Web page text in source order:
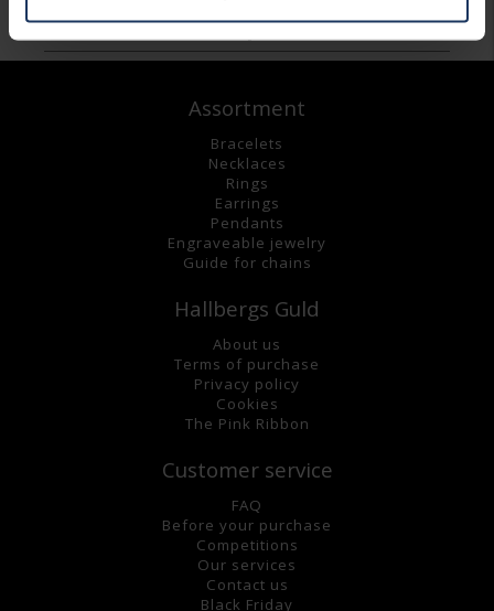
Andra köpte även
Assortment
Bracelets
Necklaces
Rings
Earrings
Pendants
Engraveable jewelry
Guide for chains
Hallbergs Guld
About us
Terms of purchase
Privacy policy
Cookies
The Pink Ribbon
Customer service
FAQ
Before your purchase
Competitions
Our services
Contact us
Black Friday